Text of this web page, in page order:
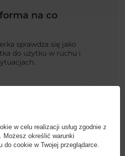
na co
sprawdza się jako
do użytku w ruchu i
w celu realizacji usług zgodnie z
. Możesz określić warunki
do cookie w Twojej przeglądarce.